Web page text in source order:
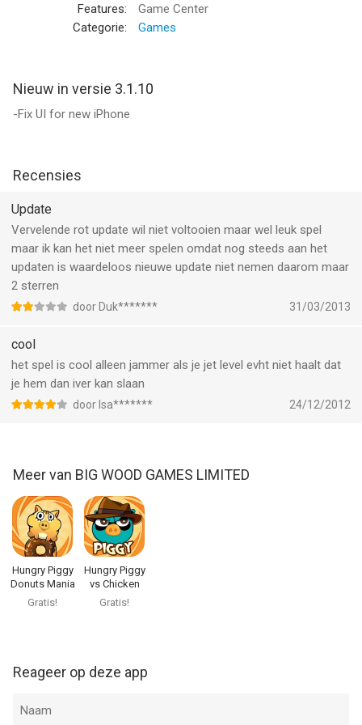
- Fully universal support
---------------------
- Hungry Piggy
- Doodle Cubes
---------------------
Tips and Updates
---------------------
bigwoodgames.com
Hungry Piggy Classic van BIG WOOD GAMES LIMITED is een
app voor iPhone, iPad en iPod touch met iOS versie 9.0 of
hoger, geschikt bevonden voor gebruikers met leeftijden vanaf
8 Aug om 04:09.
Features:
Game Center
Categorie:
Games
Nieuw in versie 3.1.10
-Fix UI for new iPhone
Recensies
Update
Vervelende rot update wil niet voltooien maar wel leuk spel
maar ik kan het niet meer spelen omdat nog steeds aan het
updaten is waardeloos nieuwe update niet nemen daarom maar
2 sterren
door Duk******* 31/03/2013
cool
het spel is cool alleen jammer als je jet level evht niet haalt dat
je hem dan iver kan slaan
door Isa******* 24/12/2012
Meer van BIG WOOD GAMES LIMITED
Hungry Piggy
Donuts Mania
Gratis!
Hungry Piggy
vs Chicken
Gratis!
Reageer op deze app